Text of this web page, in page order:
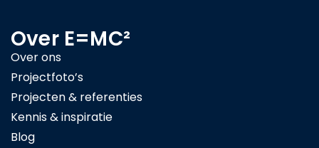
Over E=MC²
Over ons
Projectfoto’s
Projecten & referenties
Kennis & inspiratie
Blog